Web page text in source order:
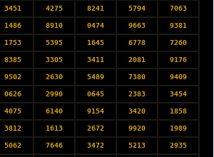
3451 4275 8241 5794 7063
1486 8910 0474 9663 9381
1753 5395 1645 6778 7260
8385 3305 3411 2081 9176
9502 2630 5489 7380 9409
0626 2990 0645 2383 3454
4075 6140 9154 3420 1858
3812 1613 2672 9920 1989
5062 7646 3472 5213 2935